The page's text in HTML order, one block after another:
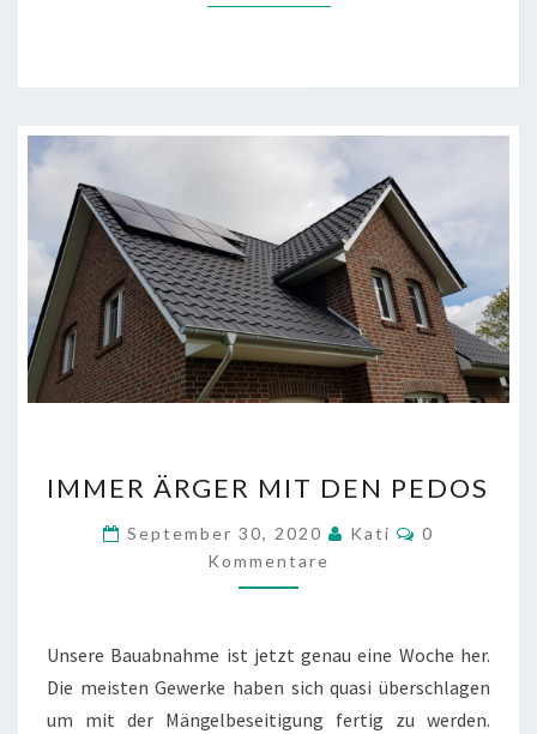
ÄRGER
DEN
PEDOS
IMMER ÄRGER MIT DEN PEDOS
September 30, 2020 Kati Kommentare
0
Kommentare
Unsere Bauabnahme ist jetzt genau eine Woche her.
Die meisten Gewerke haben sich quasi überschlagen
um mit der Mängelbeseitigung fertig zu werden.